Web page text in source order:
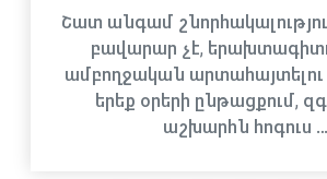
Շատ անգամ
բավարար չէ,
ամբողջական արտահայտելու
երեք օրերի ընթացքում,
աշխարհն հոգուս …